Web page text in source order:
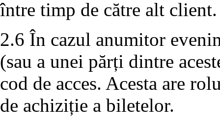
între timp de către alt client.
2.6 În cazul anumitor
(sau a unei părți dintre
cod de acces. Acesta are
de achiziție a biletelor.